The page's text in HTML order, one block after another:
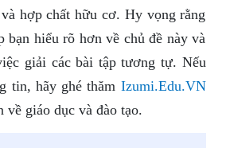
hợp chất hữu cơ. Hy vọng rằng
bạn hiểu rõ hơn về chủ đề này và
giải các bài tập tương tự. Nếu
tin, hãy ghé thăm Izumi.Edu.VN
về giáo dục và đào tạo.